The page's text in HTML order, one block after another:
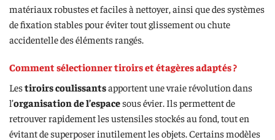
matériaux robustes et faciles à nettoyer, ainsi que des systèmes
de fixation stables pour éviter tout glissement ou chute
accidentelle des éléments rangés.
Comment sélectionner tiroirs et étagères adaptés ?
Lestiroirs coulissantsapportent une vraie révolution dans
l’organisation de l’espacesous évier. Ils permettent de
retrouver rapidement les ustensiles stockés au fond, tout en
évitant de superposer inutilement les objets. Certains modèles